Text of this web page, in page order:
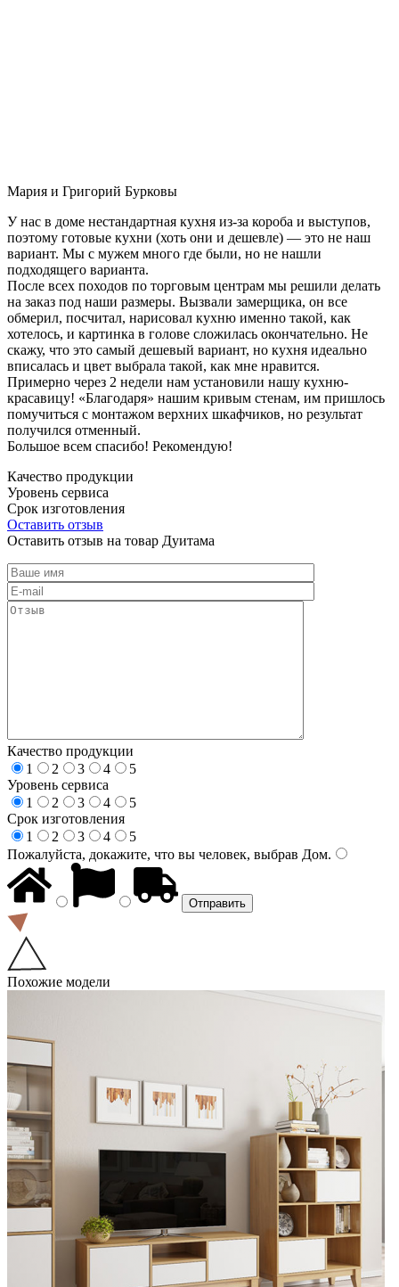
Мария и Григорий Бурковы
У нас в доме нестандартная кухня из-за короба и выступов,
поэтому готовые кухни (хоть они и дешевле) — это не наш
вариант. Мы с мужем много где были, но не нашли
подходящего варианта.
После всех походов по торговым центрам мы решили делать
на заказ под наши размеры. Вызвали замерщика, он все
обмерил, посчитал, нарисовал кухню именно такой, как
хотелось, и картинка в голове сложилась окончательно. Не
скажу, что это самый дешевый вариант, но кухня идеально
вписалась и цвет выбрала такой, как мне нравится.
Примерно через 2 недели нам установили нашу кухню-
красавицу! «Благодаря» нашим кривым стенам, им пришлось
помучиться с монтажом верхних шкафчиков, но результат
получился отменный.
Большое всем спасибо! Рекомендую!
Качество продукции
Уровень сервиса
Срок изготовления
Оставить отзыв
Оставить отзыв на товар Дуитама
Качество продукции
1
2 3 4
5
Уровень сервиса
1
2 3 4
5
Срок изготовления
1
2 3 4
5
Пожалуйста, докажите, что вы человек, выбрав Дом.
Похожие модели